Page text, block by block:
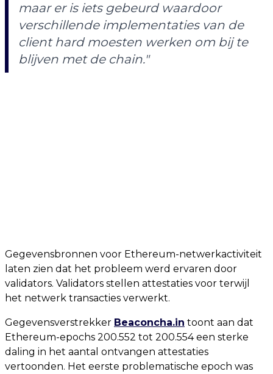
maar er is iets gebeurd waardoor
verschillende implementaties van de
client hard moesten werken om bij te
blijven met de chain."
Gegevensbronnen voor Ethereum-netwerkactiviteit
laten zien dat het probleem werd ervaren door
validators. Validators stellen attestaties voor terwijl
het netwerk transacties verwerkt.
Gegevensverstrekker Beaconcha.in toont aan dat
Ethereum-epochs 200.552 tot 200.554 een sterke
daling in het aantal ontvangen attestaties
vertoonden. Het eerste problematische epoch was